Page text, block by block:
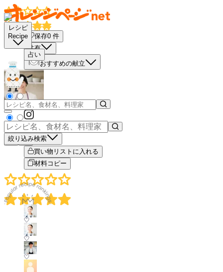
レシピ
Recipe
占い
絞り込み検索
保存0 件
共有
おすすめの献立
－
＋
買い物リストに入れる
材料コピー